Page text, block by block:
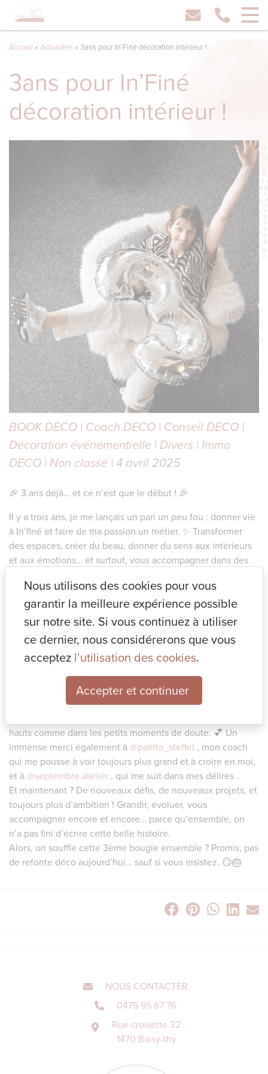
Accueil » Actualités » 3ans pour In’Finé décoration intérieur !
3ans pour In’Finé
décoration intérieur !
BOOK DECO | Coach DECO | Conseil DECO |
Décoration événementielle | Divers | Immo
DECO | Non classé | 4 avril 2025
🎉 3 ans déjà… et ce n’est que le début ! 🎉
Il y a trois ans, je me lançais un pari un peu fou : donner vie
à In’finé et faire de ma passion un métier. ✨ Transformer
des espaces, créer du beau, donner du sens aux intérieurs
et aux émotions… et surtout, vous accompagner dans des
Depuis, que de chemin parcouru ! Des maisons sublimées,
des bureaux réinventés, des salles d’attente qui ne font
plus attendre (enfin, presque 😏), des litres de café
engloutis, des éclats de rire, quelques hésitations devant
un nuancier (et toujours une légère obsession pour les
belles matières). Mais surtout… des rencontres incroyables.
Clients, artisans, partenaires, vous avez fait de cette
aventure un rêve éveillé ! 💛
Et si tout ça est possible, c’est aussi grâce à mon mari et
hauts comme dans les petits moments de doute. 💕 Un
immense merci également à @palitta_steffel , mon coach
qui me pousse à voir toujours plus grand et à croire en moi,
et à @septembre.atelier , qui me suit dans mes délires .
Et maintenant ? De nouveaux défis, de nouveaux projets, et
toujours plus d’ambition ! Grandir, évoluer, vous
accompagner encore et encore… parce qu’ensemble, on
n’a pas fini d’écrire cette belle histoire.
Alors, on souffle cette 3ème bougie ensemble ? Promis, pas
de refonte déco aujourd’hui… sauf si vous insistez. 😏🎂
NOUS CONTACTER
0475 95 67 76
Rue croisette 32
1470 Baisy-thy
Nous utilisons des cookies pour vous
garantir la meilleure expérience possible
sur notre site. Si vous continuez à utiliser
ce dernier, nous considérerons que vous
acceptez l’utilisation des cookies.
Accepter et continuer